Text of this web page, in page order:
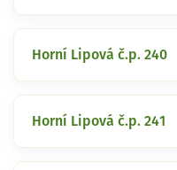
Horní Lipová č.p. 240
Horní Lipová č.p. 241